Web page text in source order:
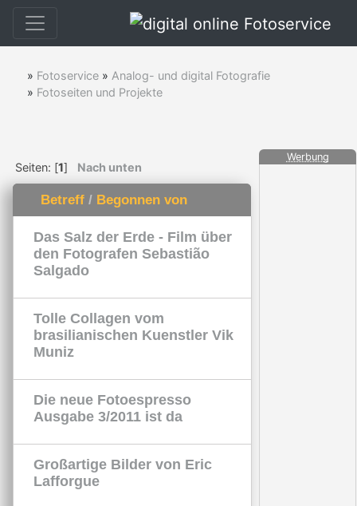
» Fotoservice » Analog- und digital Fotografie
» Fotoseiten und Projekte
Seiten: [1] Nach unten
Betreff/ Begonnen von
Das Salz der Erde - Film über
den Fotografen Sebastião
Salgado
Tolle Collagen vom
brasilianischen Kuenstler Vik
Muniz
Die neue Fotoespresso
Ausgabe 3/2011 ist da
Großartige Bilder von Eric
Lafforgue
Werbung